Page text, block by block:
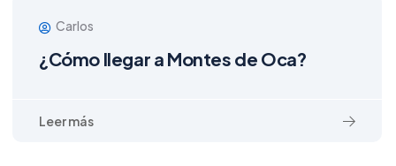
Carlos
¿Cómo llegar a Montes de Oca?